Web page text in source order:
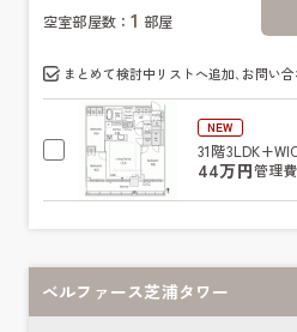
空室部屋数：1 部屋
まとめて検討中リストへ追加､お問い
NEW
31階
44万円管理
ベルファース芝浦タワー